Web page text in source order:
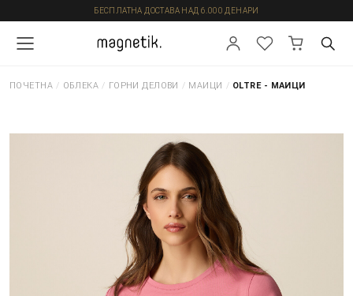
БЕСПЛАТНА ДОСТАВА НАД 6.000 ДЕНАРИ
ПОЧЕТНА / ОБЛЕКА / ГОРНИ ДЕЛОВИ / МАИЦИ / OLTRE - МАИЦИ